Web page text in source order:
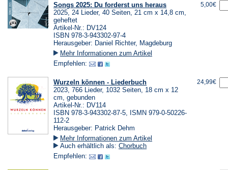
Songs 2025: Du forderst uns heraus
2025, 24 Lieder, 40 Seiten, 21 cm x 14,8 cm,
geheftet
Artikel-Nr.: DV124
ISBN 978-3-943302-97-4
Herausgeber: Daniel Richter, Magdeburg
Mehr Informationen zum Artikel
Empfehlen:
5,00€
Wurzeln können - Liederbuch
2023, 766 Lieder, 1032 Seiten, 18 cm x 12
cm, gebunden
Artikel-Nr.: DV114
ISBN 978-3-943302-87-5, ISMN 979-0-50226-
112-2
Herausgeber: Patrick Dehm
Mehr Informationen zum Artikel
Auch erhältlich als: Chorbuch
Empfehlen:
24,99€